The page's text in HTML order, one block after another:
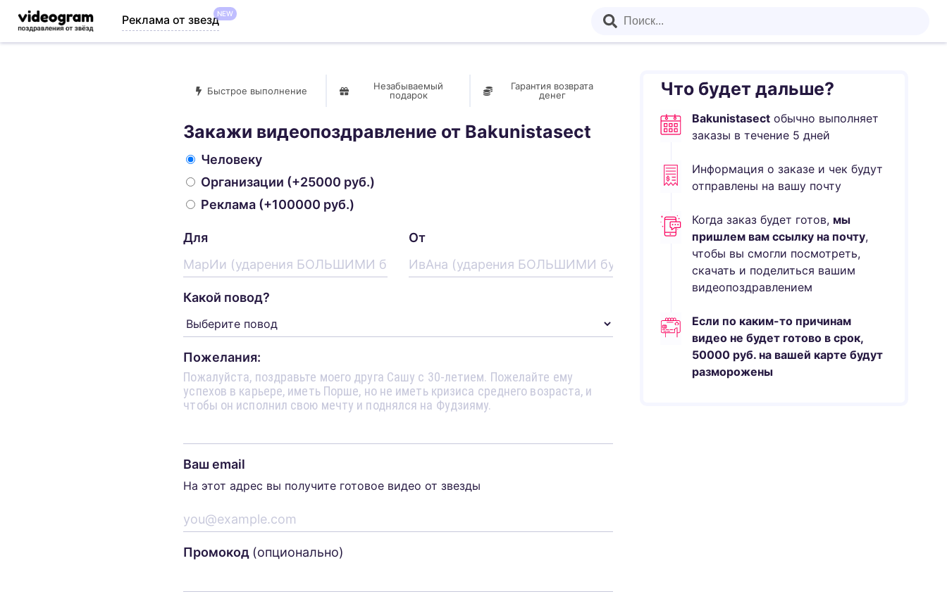
Реклама от звездNEW
Быстрое выполнение
Незабываемый
подарок
Гарантия возврата
денег
Закажи видеопоздравление от Bakunistasect
Человеку
Организации (+25000 руб.)
Реклама (+100000 руб.)
Для От
Какой повод?
Пожелания:
Ваш email
На этот адрес вы получите готовое видео от звезды
Промокод (опционально)
Что будет дальше?
Bakunistasect обычно выполняет
заказы в течение 5 дней
Информация о заказе и чек будут
отправлены на вашу почту
Когда заказ будет готов, мы
пришлем вам ссылку на почту,
чтобы вы смогли посмотреть,
скачать и поделиться вашим
видеопоздравлением
Если по каким-то причинам
видео не будет готово в срок,
50000 руб. на вашей карте будут
разморожены